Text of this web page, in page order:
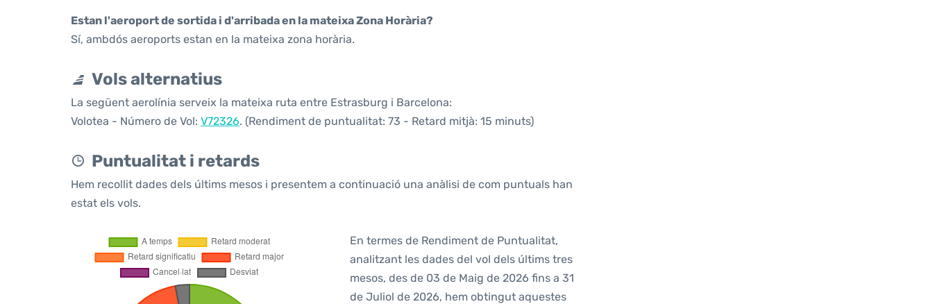
Estan l'aeroport de sortida i d'arribada en la mateixa Zona Horària?
Sí, ambdós aeroports estan en la mateixa zona horària.
Vols alternatius
La següent aerolínia serveix la mateixa ruta entre Estrasburg i Barcelona:
Volotea - Número de Vol: V72326. (Rendiment de puntualitat: 73 - Retard mitjà: 15 minuts)
Puntualitat i retards
Hem recollit dades dels últims mesos i presentem a continuació una anàlisi de com puntuals han
estat els vols.
En termes de Rendiment de Puntualitat,
analitzant les dades del vol dels últims tres
mesos, des de 03 de Maig de 2026 fins a 31
de Juliol de 2026, hem obtingut aquestes